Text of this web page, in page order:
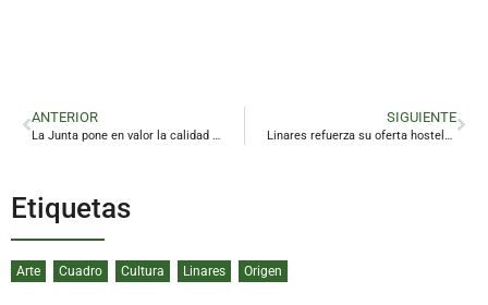
ANTERIOR
La Junta pone en valor la calidad artesanal de Jaén
SIGUIENTE
Linares refuerza su oferta hostelera con la apertura de Life in Envero
Etiquetas
Arte Cuadro Cultura Linares Origen